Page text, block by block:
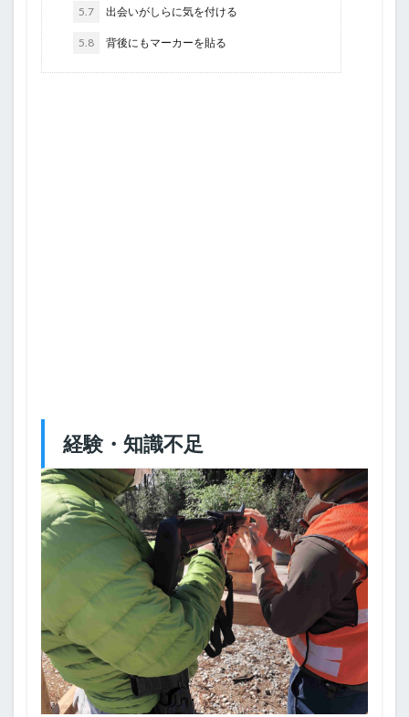
5.7 出会いがしらに気を付ける
5.8 背後にもマーカーを貼る
経験・知識不足